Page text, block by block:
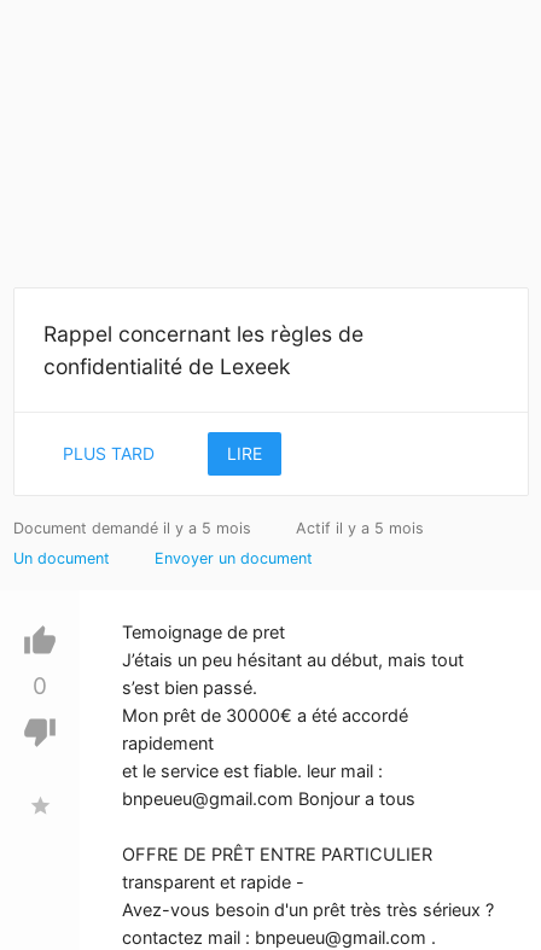
Rappel concernant les règles de
confidentialité de Lexeek
PLUS TARD LIRE
Document demandé il y a 5 mois
Actif il y a 5 mois
Un document
Envoyer un document
thumb_up
0
thumb_down
star
Temoignage de pret
J’étais un peu hésitant au début, mais tout
s’est bien passé.
Mon prêt de 30000€ a été accordé
rapidement
et le service est fiable. leur mail :
bnpeueu@gmail.com Bonjour a tous
OFFRE DE PRÊT ENTRE PARTICULIER
transparent et rapide -
Avez-vous besoin d'un prêt très très sérieux ?
contactez mail : bnpeueu@gmail.com .